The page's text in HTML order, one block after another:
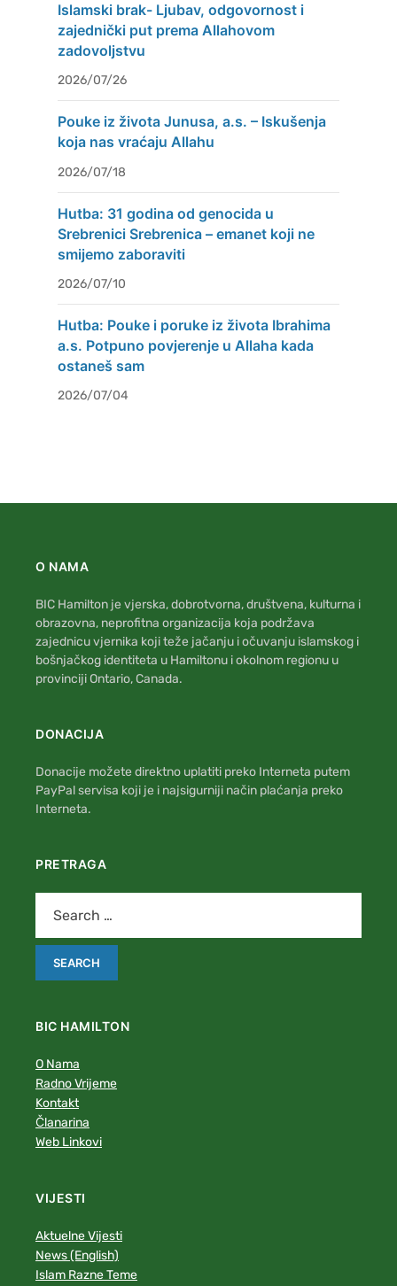
Islamski brak- Ljubav, odgovornost i
zajednički put prema Allahovom
zadovoljstvu
2026/07/26
Pouke iz života Junusa, a.s. – Iskušenja
koja nas vraćaju Allahu
2026/07/18
Hutba: 31 godina od genocida u
Srebrenici Srebrenica – emanet koji ne
smijemo zaboraviti
2026/07/10
Hutba: Pouke i poruke iz života Ibrahima
a.s. Potpuno povjerenje u Allaha kada
ostaneš sam
2026/07/04
O NAMA
BIC Hamilton je vjerska, dobrotvorna, društvena, kulturna i
obrazovna, neprofitna organizacija koja podržava
zajednicu vjernika koji teže jačanju i očuvanju islamskog i
bošnjačkog identiteta u Hamiltonu i okolnom regionu u
provinciji Ontario, Canada.
DONACIJA
Donacije možete direktno uplatiti preko Interneta putem
PayPal servisa koji je i najsigurniji način plaćanja preko
Interneta.
PRETRAGA
BIC HAMILTON
O Nama
Radno Vrijeme
Kontakt
Članarina
Web Linkovi
VIJESTI
Aktuelne Vijesti
News (English)
Islam Razne Teme